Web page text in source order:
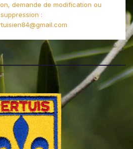
demande de modification ou
suppression :